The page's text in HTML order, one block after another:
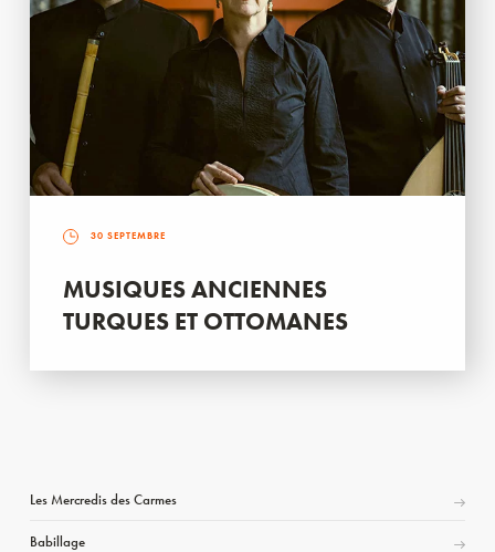
30 SEPTEMBRE
MUSIQUES ANCIENNES
TURQUES ET OTTOMANES
Les Mercredis des Carmes
Babillage